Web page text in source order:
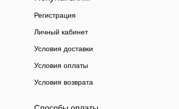
Регистрация
Личный кабинет
Условия доставки
Условия оплаты
Условия возврата